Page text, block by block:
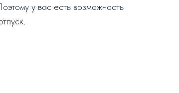
у вас есть возможность